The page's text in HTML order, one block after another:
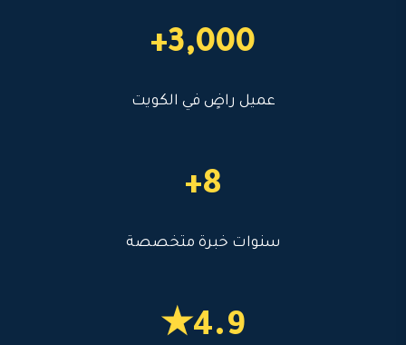
3,000+
عميل راضٍ في الكويت
8+
سنوات خبرة متخصصة
4.9★